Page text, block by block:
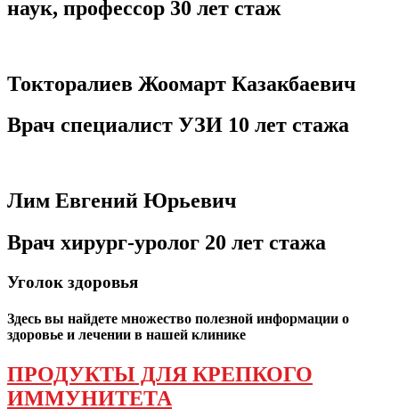
наук, профессор 30 лет стаж
Токторалиев Жоомарт Казакбаевич
Врач специалист УЗИ 10 лет стажа
Лим Евгений Юрьевич
Врач хирург-уролог 20 лет стажа
Уголок здоровья
Здесь вы найдете множество полезной информации о
здоровье и лечении в нашей клинике
ПРОДУКТЫ ДЛЯ КРЕПКОГО
ИММУНИТЕТА